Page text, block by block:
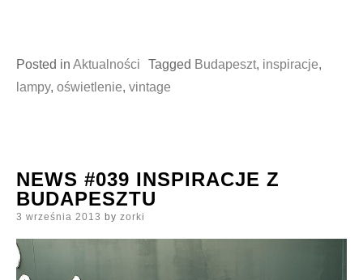
Posted in Aktualności Tagged Budapeszt, inspiracje,
lampy, oświetlenie, vintage
NEWS #039 INSPIRACJE Z
BUDAPESZTU
Posted
3 września 2013 by zorki